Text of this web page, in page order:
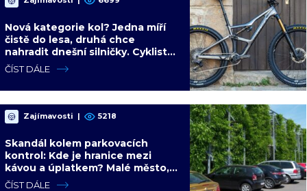
Nová kategorie kol? Jedna míří
čistě do lesa, druhá chce
nahradit dnešní silničky. Cyklisté
mají rozporuplné názory
ČÍST DÁLE
Zajímavosti | 5218
Skandál kolem parkovacích
kontrol: Kde je hranice mezi
kávou a úplatkem? Malé město,
malá výhoda, velký problém
ČÍST DÁLE